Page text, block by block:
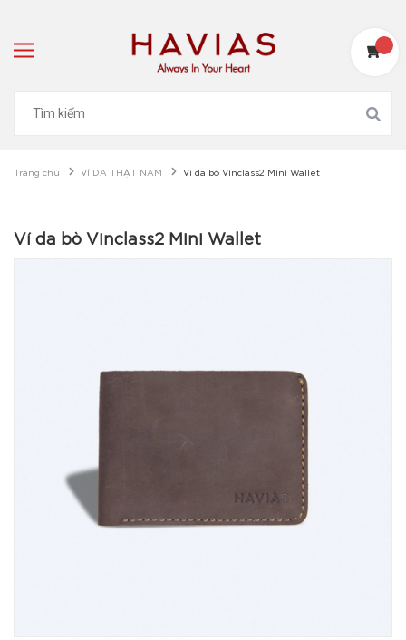
Trang chủ VÍ DA THẬT NAM Ví da bò Vinclass2 Mini Wallet
Ví da bò Vinclass2 Mini Wallet